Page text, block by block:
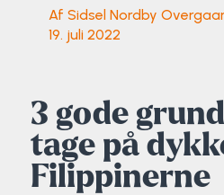
Af Sidsel Nordby
19. juli 2022
3 gode
tage på
Filippinerne
Elevportræt
Priser
Fitness
Friluftsliv
Futsal
Organisk værksted
Strik og Hækling
Udekøkken
Køn, krop og seksualitet
Ro på
Sportspsykologi
Projektleder
Træner- og lederakademi
OCR i Spanien
Surf i Marokko
Mille Sigsgaard Christensen
Thomas Skovgaard
Trine Rask-Nielsen
Viborg Elitehold